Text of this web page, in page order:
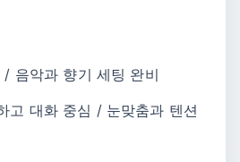
/ 음악과 향기 세팅 완비
고 대화 중심 / 눈맞춤과 텐션